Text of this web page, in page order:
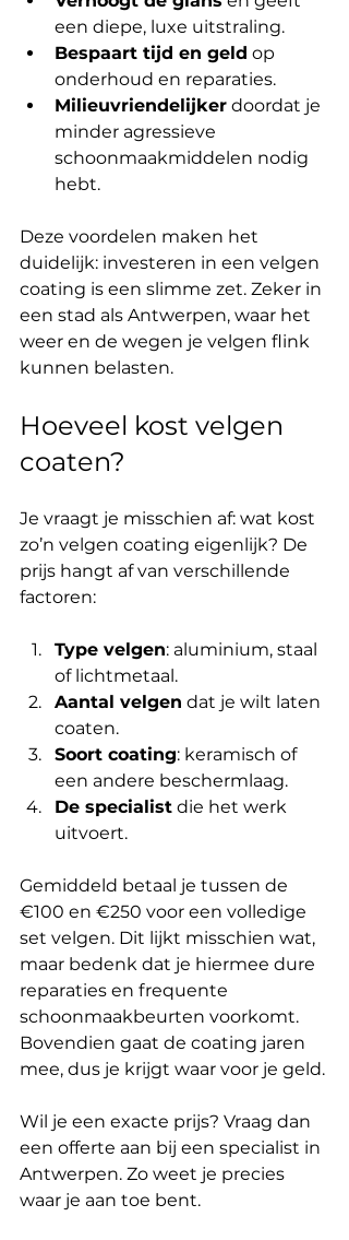
een diepe, luxe uitstraling.
Bespaart tijd en geld op
onderhoud en reparaties.
Milieuvriendelijker doordat je
minder agressieve
schoonmaakmiddelen nodig
hebt.
Deze voordelen maken het
duidelijk: investeren in een velgen
coating is een slimme zet. Zeker in
een stad als Antwerpen, waar het
weer en de wegen je velgen flink
kunnen belasten.
Hoeveel kost velgen
coaten?
Je vraagt je misschien af: wat kost
zo’n velgen coating eigenlijk? De
prijs hangt af van verschillende
factoren:
Type velgen: aluminium, staal
of lichtmetaal.
Aantal velgen dat je wilt laten
coaten.
Soort coating: keramisch of
een andere beschermlaag.
De specialist die het werk
uitvoert.
Gemiddeld betaal je tussen de
€100 en €250 voor een volledige
set velgen. Dit lijkt misschien wat,
maar bedenk dat je hiermee dure
reparaties en frequente
schoonmaakbeurten voorkomt.
Bovendien gaat de coating jaren
mee, dus je krijgt waar voor je geld.
Wil je een exacte prijs? Vraag dan
een offerte aan bij een specialist in
Antwerpen. Zo weet je precies
waar je aan toe bent.